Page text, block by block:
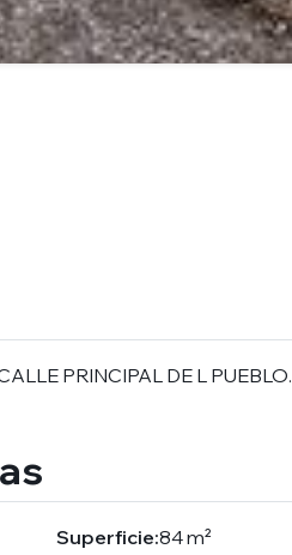
PRINCIPAL DE L PUEBLO.
Superficie:84 m²